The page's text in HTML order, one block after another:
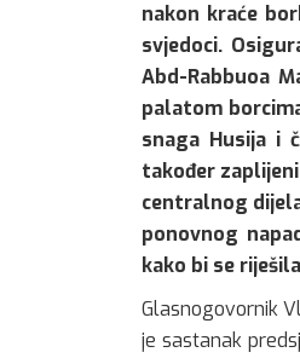
nakon kraće
svjedoci.
Abd-Rabbuoa
palatom
snaga Husija i
također
centralnog
ponovnog
kako bi se
Glasnogovornik
je sastanak